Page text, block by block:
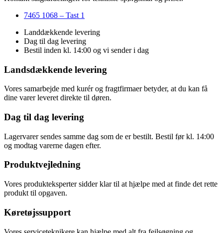
7465 1068 – Tast 1
Landdækkende levering
Dag til dag levering
Bestil inden kl. 14:00 og vi sender i dag
Landsdækkende levering
Vores samarbejde med kurér og fragtfirmaer betyder, at du kan få
dine varer leveret direkte til døren.
Dag til dag levering
Lagervarer sendes samme dag som de er bestilt. Bestil før kl. 14:00
og modtag varerne dagen efter.
Produktvejledning
Vores produkteksperter sidder klar til at hjælpe med at finde det rette
produkt til opgaven.
Køretøjssupport